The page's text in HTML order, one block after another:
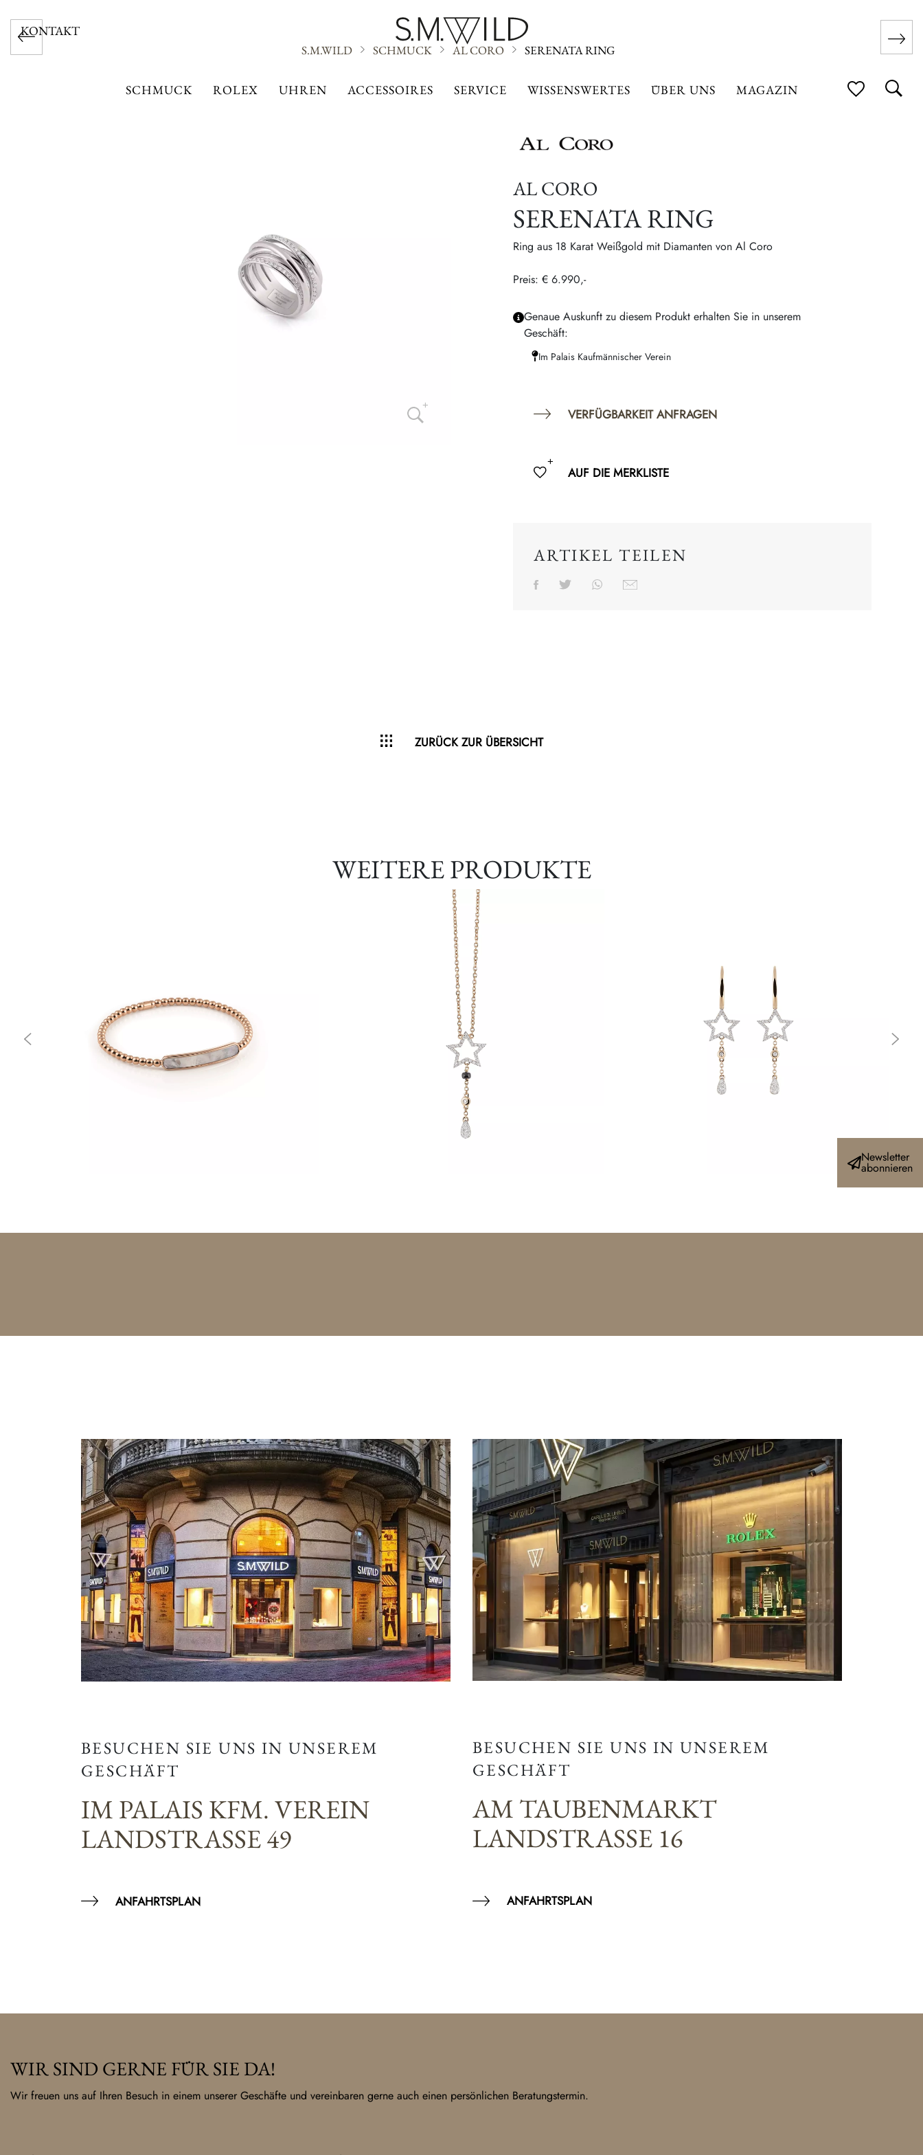
KONTAKT
SCHMUCK ROLEX UHREN ACCESSOIRES SERVICE WISSENSWERTES ÜBER UNS MAGAZIN
S.M.WILD SCHMUCK AL CORO SERENATA RING
AL CORO
SERENATA RING
Ring aus 18 Karat Weißgold mit Diamanten von Al Coro
Preis: € 6.990,-
Genaue Auskunft zu diesem Produkt erhalten Sie in unserem
Geschäft:
Im Palais Kaufmännischer Verein
VERFÜGBARKEIT ANFRAGEN
AUF DIE MERKLISTE
ARTIKEL TEILEN
ZURÜCK ZUR ÜBERSICHT
WEITERE PRODUKTE
BESUCHEN SIE UNS IN UNSEREM
GESCHÄFT
IM PALAIS KFM. VEREIN
LANDSTRASSE 49
ANFAHRTSPLAN
BESUCHEN SIE UNS IN UNSEREM
GESCHÄFT
AM TAUBENMARKT
LANDSTRASSE 16
ANFAHRTSPLAN
Newsletter
abonnieren
WIR SIND GERNE FÜR SIE DA!
Wir freuen uns auf Ihren Besuch in einem unserer Geschäfte und vereinbaren gerne auch einen persönlichen Beratungstermin.